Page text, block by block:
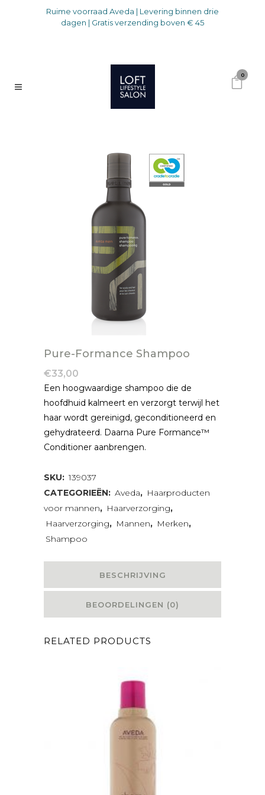
Ruime voorraad Aveda | Levering binnen drie
dagen | Gratis verzending boven € 45
0
Pure-Formance Shampoo
€33,00
Een hoogwaardige shampoo die de
hoofdhuid kalmeert en verzorgt terwijl het
haar wordt gereinigd, geconditioneerd en
gehydrateerd. Daarna Pure Formance™
Conditioner aanbrengen.
SKU: 139037
CATEGORIEËN: Aveda, Haarproducten
voor mannen, Haarverzorging,
Haarverzorging, Mannen, Merken,
Shampoo
BESCHRIJVING
BEOORDELINGEN (0)
RELATED PRODUCTS